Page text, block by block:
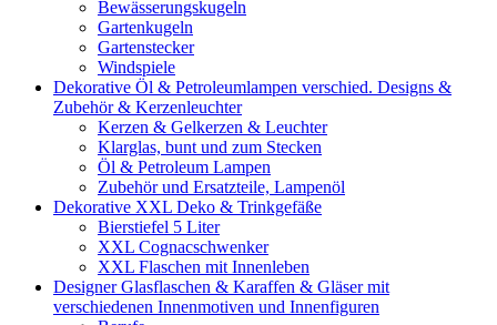
Bewässerungskugeln
Gartenkugeln
Gartenstecker
Windspiele
Dekorative Öl & Petroleumlampen verschied. Designs &
Zubehör & Kerzenleuchter
Kerzen & Gelkerzen & Leuchter
Klarglas, bunt und zum Stecken
Öl & Petroleum Lampen
Zubehör und Ersatzteile, Lampenöl
Dekorative XXL Deko & Trinkgefäße
Bierstiefel 5 Liter
XXL Cognacschwenker
XXL Flaschen mit Innenleben
Designer Glasflaschen & Karaffen & Gläser mit
verschiedenen Innenmotiven und Innenfiguren